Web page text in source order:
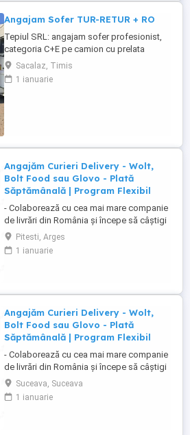
Angajam Sofer TUR-RETUR + RO
Tepiul SRL: angajam sofer profesionist,
categoria C+E pe camion cu prelata
pentru curse tur-retur. Angajam si sofer
pentru curse interne local, categoria B+C.
Mai multe detalii la Telefon:
Sacalaz, Timis
1 ianuarie
Angajăm Curieri Delivery - Wolt,
Bolt Food sau Glovo - Plată
Săptămânală | Program Flexibil
- Colaborează cu cea mai mare companie
de livrări din România și începe să câștigi
rapid! - Cerințe: Minim 18 ani Mijloc de
transport propriu (mașină, scuter,
motocicletă sau bicicletă) Telefon mobil
atractive ...
Pitesti, Arges
1 ianuarie
Angajăm Curieri Delivery - Wolt,
Bolt Food sau Glovo - Plată
Săptămânală | Program Flexibil
- Colaborează cu cea mai mare companie
de livrări din România și începe să câștigi
rapid! - Cerințe: Minim 18 ani Mijloc de
transport propriu (mașină, scuter,
motocicletă sau bicicletă) Telefon mobil
Suceava, Suceava
1 ianuarie